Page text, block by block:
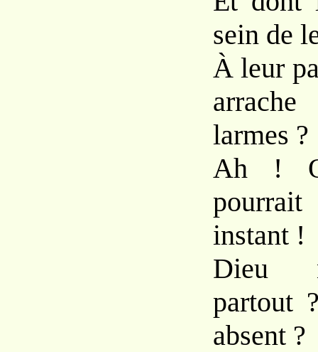
sein de
À leur
larmes ?
Ah !
instant !
Dieu
partout
absent ?